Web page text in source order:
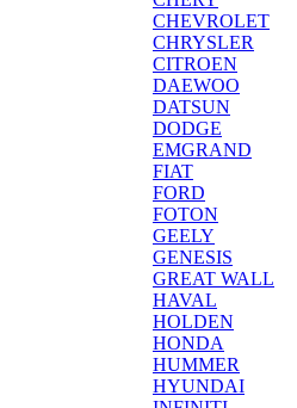
CHEVROLET
CHRYSLER
CITROEN
DAEWOO
DATSUN
DODGE
EMGRAND
FIAT
FORD
FOTON
GEELY
GENESIS
GREAT WALL
HAVAL
HOLDEN
HONDA
HUMMER
HYUNDAI